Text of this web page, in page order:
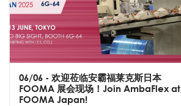
06/06 - 欢迎莅临安霸福莱克斯日本
FOOMA 展会现场！Join AmbaFlex at
FOOMA Japan!